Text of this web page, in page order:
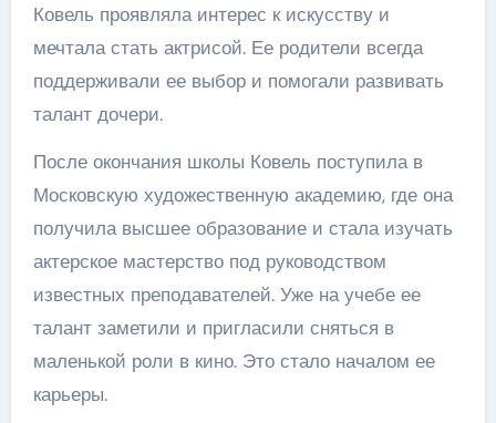
Ковель проявляла интерес к искусству и
мечтала стать актрисой. Ее родители всегда
поддерживали ее выбор и помогали развивать
талант дочери.
После окончания школы Ковель поступила в
Московскую художественную академию, где она
получила высшее образование и стала изучать
актерское мастерство под руководством
известных преподавателей. Уже на учебе ее
талант заметили и пригласили сняться в
маленькой роли в кино. Это стало началом ее
карьеры.